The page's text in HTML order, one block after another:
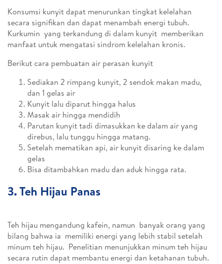
Konsumsi kunyit dapat menurunkan tingkat kelelahan
secara signifikan dan dapat menambah energi tubuh.
Kurkumin yang terkandung di dalam kunyit memberikan
manfaat untuk mengatasi sindrom kelelahan kronis.
Berikut cara pembuatan air perasan kunyit
Sediakan 2 rimpang kunyit, 2 sendok makan madu,
dan 1 gelas air
Kunyit lalu diparut hingga halus
Masak air hingga mendidih
Parutan kunyit tadi dimasukkan ke dalam air yang
direbus, lalu tunggu hingga matang.
Setelah mematikan api, air kunyit disaring ke dalam
gelas
Bisa ditambahkan madu dan aduk hingga rata.
3. Teh Hijau Panas
Teh hijau mengandung kafein, namun banyak orang yang
bilang bahwa ia memiliki energi yang lebih stabil setelah
minum teh hijau. Penelitian menunjukkan minum teh hijau
secara rutin dapat membantu energi dan ketahanan tubuh.